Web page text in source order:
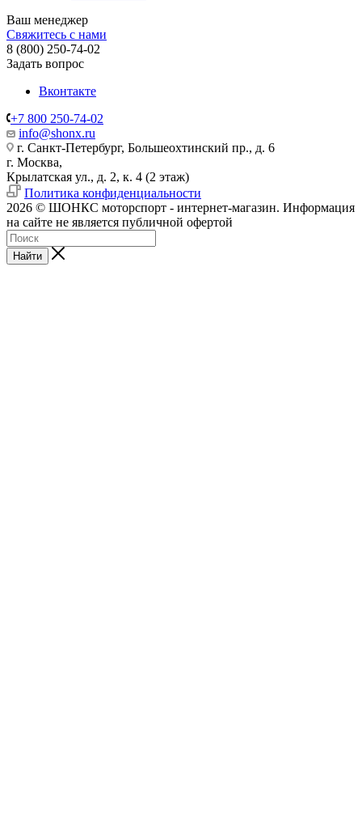
Ваш менеджер
Свяжитесь с нами
8 (800) 250-74-02
Задать вопрос
Вконтакте
+7 800 250-74-02
info@shonx.ru
г. Санкт-Петербург, Большеохтинский пр., д. 6
г. Москва,
Крылатская ул., д. 2, к. 4 (2 этаж)
Политика конфиденциальности
2026 © ШОНКС моторспорт - интернет-магазин. Информация
на сайте не является публичной офертой
Найти